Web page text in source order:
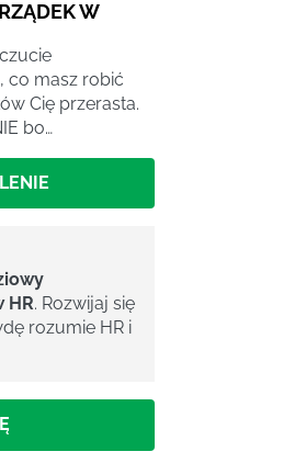
W
co masz robić
Cię przerasta.
bo…
HR. Rozwijaj się
rozumie HR i